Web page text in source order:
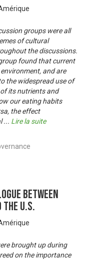
groups were all
of cultural
the discussions.
found that current
and are
the widespread use of
its nutrients and
our eating habits
the effect
... Lire la suite
between
U.S.
brought up during
on the importance